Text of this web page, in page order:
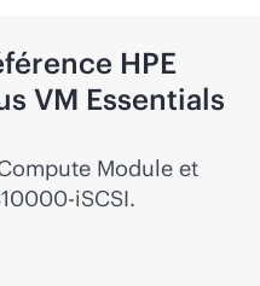
HPE
VM Essentials
Module et
iSCSI.